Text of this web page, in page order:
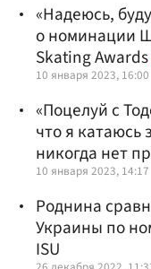
«Надеюсь,
о номинации
Skating Awards
10 января 2023, 16:00
«Поцелуй с
что я катаюсь
никогда нет
10 января 2023, 14:17
Роднина
Украины по
ISU